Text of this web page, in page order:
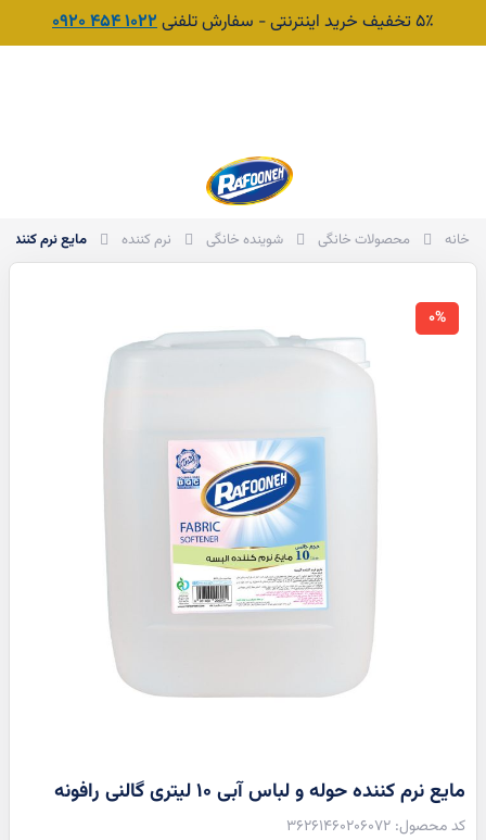
۵٪ تخفیف خرید اینترنتی - سفارش تلفنی 1022 454 0920
خانه محصولات خانگی شوینده خانگی نرم کننده مایع نرم کننده حوله و
36261460206072
مایع نرم کننده حوله و لباس آبی ۱۰ لیتری گالنی رافونه
0%